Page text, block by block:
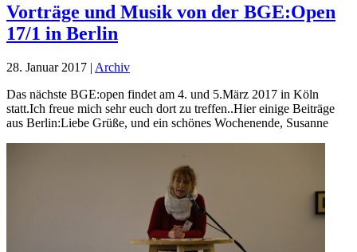
Vorträge und Musik von der BGE:Open
17/1 in Berlin
28. Januar 2017 | Archiv
Das nächste BGE:open findet am 4. und 5.März 2017 in Köln
statt.Ich freue mich sehr euch dort zu treffen..Hier einige Beiträge
aus Berlin:Liebe Grüße, und ein schönes Wochenende, Susanne